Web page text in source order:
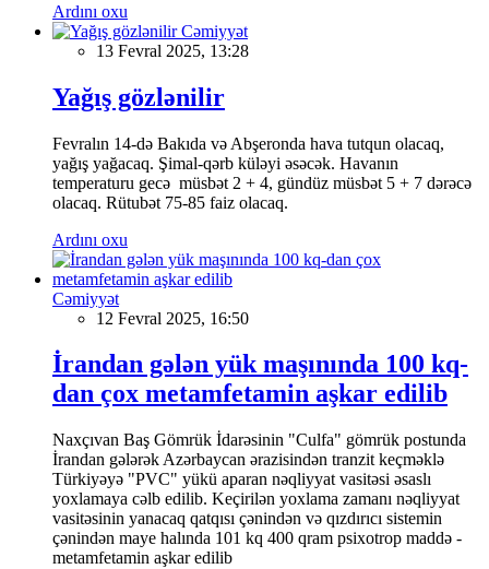
Ardını oxu
Cəmiyyət
13 Fevral 2025, 13:28
Yağış gözlənilir
Fevralın 14-də Bakıda və Abşeronda hava tutqun olacaq,
yağış yağacaq. Şimal-qərb küləyi əsəcək. Havanın
temperaturu gecə müsbət 2 + 4, gündüz müsbət 5 + 7 dərəcə
olacaq. Rütubət 75-85 faiz olacaq.
Ardını oxu
Cəmiyyət
12 Fevral 2025, 16:50
İrandan gələn yük maşınında 100 kq-
dan çox metamfetamin aşkar edilib
Naxçıvan Baş Gömrük İdarəsinin "Culfa" gömrük postunda
İrandan gələrək Azərbaycan ərazisindən tranzit keçməklə
Türkiyəyə "PVC" yükü aparan nəqliyyat vasitəsi əsaslı
yoxlamaya cəlb edilib. Keçirilən yoxlama zamanı nəqliyyat
vasitəsinin yanacaq qatqısı çənindən və qızdırıcı sistemin
çənindən maye halında 101 kq 400 qram psixotrop maddə -
metamfetamin aşkar edilib